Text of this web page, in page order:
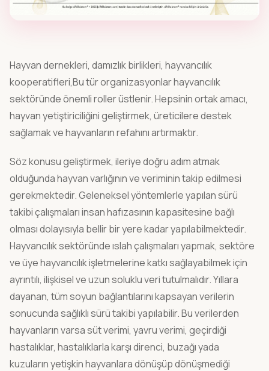
BAŞLANGIÇ PAKETLERI
paketler.
roswise® bovix Başlangıç Paketleri
Büyükbaş ve süt sığırı çiftlikleri için hepsi bir
arada paketler.
ŞIRKET
Fiyatlandırma
Referanslar
Blog
Hakkımızda
İletişim
DIL
English
Hayvan dernekleri, damızlık birlikleri, hayvancılık
kooperatifleri,Bu tür organizasyonlar hayvancılık
sektöründe önemli roller üstlenir. Hepsinin ortak amacı,
hayvan yetiştiriciliğini geliştirmek, üreticilere destek
sağlamak ve hayvanların refahını artırmaktır.
Söz konusu geliştirmek, ileriye doğru adım atmak
olduğunda hayvan varlığının ve veriminin takip edilmesi
gerekmektedir. Geleneksel yöntemlerle yapılan sürü
takibi çalışmaları insan hafızasının kapasitesine bağlı
olması dolayısıyla bellir bir yere kadar yapılabilmektedir.
Hayvancılık sektöründe ıslah çalışmaları yapmak, sektöre
ve üye hayvancılık işletmelerine katkı sağlayabilmek için
ayrıntılı, ilişkisel ve uzun soluklu veri tutulmalıdır. Yıllara
dayanan, tüm soyun bağlantılarını kapsayan verilerin
sonucunda sağlıklı sürü takibi yapılabilir. Bu verilerden
hayvanların varsa süt verimi, yavru verimi, geçirdiği
hastalıklar, hastalıklarla karşı direnci, buzağı yada
kuzuların yetişkin hayvanlara dönüşüp dönüşmediği